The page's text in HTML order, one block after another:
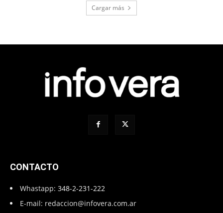
Cargar más
CONTACTO
Whastapp: 348-2-231-222
E-mail: redaccion@infovera.com.ar